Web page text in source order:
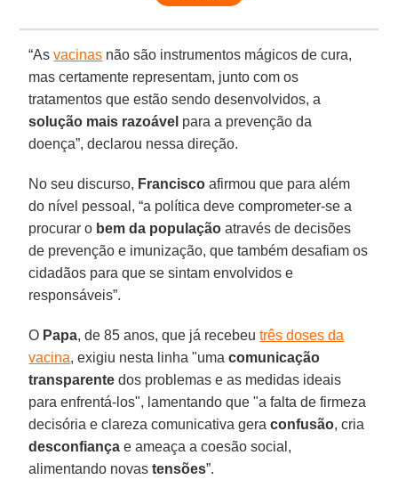
“Asvacinas não são instrumentos mágicos de cura,
mas certamente representam, junto com os
tratamentos que estão sendo desenvolvidos, a
solução mais razoável para a prevenção da
doença”, declarou nessa direção.
No seu discurso, Francisco afirmou que para além
do nível pessoal, “a política deve comprometer-se a
procurar o bem da população através de decisões
de prevenção e imunização, que também desafiam os
cidadãos para que se sintam envolvidos e
responsáveis”.
O Papa, de 85 anos, que já recebeutrês doses da
vacina, exigiu nesta linha "umacomunicação
transparente dos problemas e as medidas ideais
para enfrentá-los", lamentando que "a falta de firmeza
decisória e clareza comunicativa geraconfusão, cria
desconfiança e ameaça a coesão social,
alimentando novastensões”.